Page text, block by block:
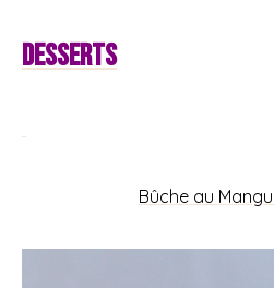
Desserts
Bûche au